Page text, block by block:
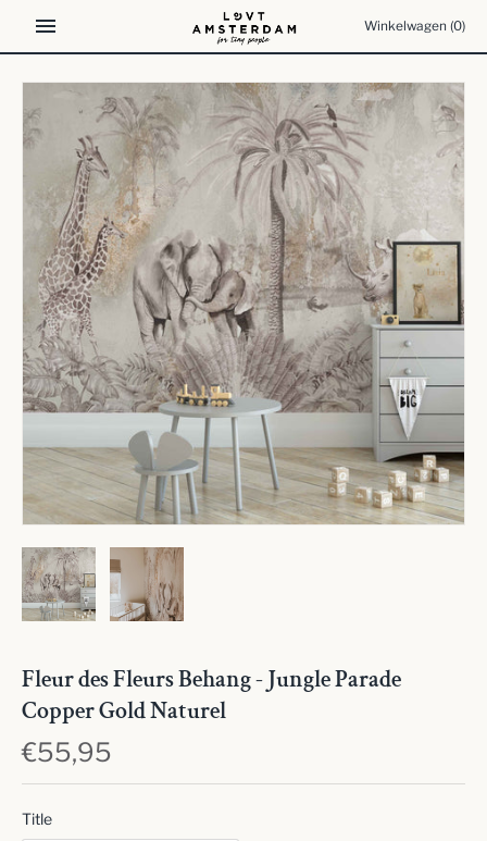
de
content
Winkelwagen (0)
Fleur des Fleurs Behang - Jungle Parade
Copper Gold Naturel
€55,95
Title